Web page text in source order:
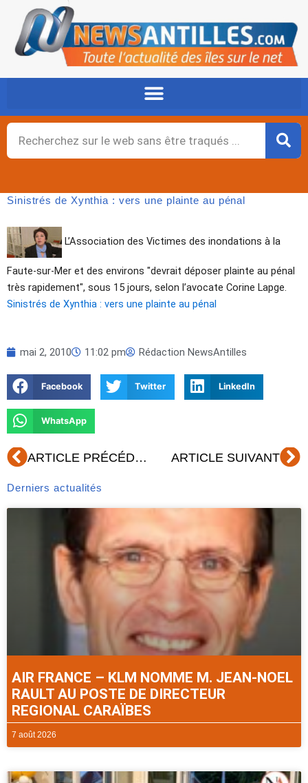
contenu
Rechercher
Sinistrés de Xynthia : vers une plainte au pénal
L’Association des Victimes des inondations à la
Faute-sur-Mer et des environs "devrait déposer plainte au pénal
très rapidement", sous 15 jours, selon l’avocate Corine Lapge.
Sinistrés de Xynthia : vers une plainte au pénal
mai 2, 2010 11:02 pm Rédaction NewsAntilles
Facebook Twitter LinkedIn
WhatsApp
Précédent ARTICLE PRÉCÉDENT ARTICLE SUIVANT
Derniers actualités
AIR FRANCE – KLM NOMME M. JEAN-NOEL
RAULT AU POSTE DE DIRECTEUR
REGIONAL CARAÏBES
7 août 2026